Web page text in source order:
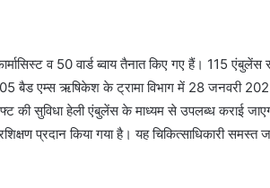
व 50 वार्ड ब्वाय तैनात किए गए हैं। 115 एंबुलेंस
बैड एम्स ऋषिकेश के ट्रामा विभाग में 28 जनवरी
की सुविधा हेली एंबुलेंस के माध्यम से उपलब्ध कराई
प्रदान किया गया है। यह चिकित्साधिकारी